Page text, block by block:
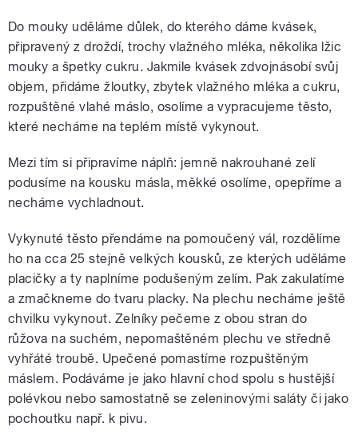
Do mouky uděláme důlek, do kterého dáme kvásek,
připravený z droždí, trochy vlažného mléka, několika lžic
mouky a špetky cukru. Jakmile kvásek zdvojnásobí svůj
objem, přidáme žloutky, zbytek vlažného mléka a cukru,
rozpuštěné vlahé máslo, osolíme a vypracujeme těsto,
které necháme na teplém místě vykynout.
Mezi tím si připravíme náplň: jemně nakrouhané zelí
podusíme na kousku másla, měkké osolíme, opepříme a
necháme vychladnout.
Vykynuté těsto přendáme na pomoučený vál, rozdělíme
ho na cca 25 stejně velkých kousků, ze kterých uděláme
placičky a ty naplníme podušeným zelím. Pak zakulatíme
a zmačkneme do tvaru placky. Na plechu necháme ještě
chvilku vykynout. Zelníky pečeme z obou stran do
růžova na suchém, nepomaštěném plechu ve středně
vyhřáté troubě. Upečené pomastíme rozpuštěným
máslem. Podáváme je jako hlavní chod spolu s hustější
polévkou nebo samostatně se zeleninovými saláty či jako
pochoutku např. k pivu.